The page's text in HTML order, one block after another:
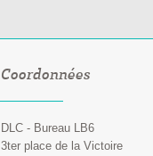
Coordonnées
DLC - Bureau LB6
3ter place de la Victoire